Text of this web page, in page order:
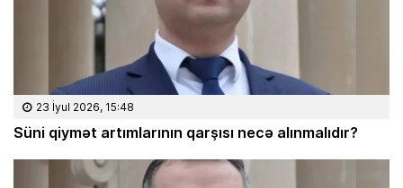
23 İyul 2026, 15:48
Süni qiymət artımlarının qarşısı necə alınmalıdır?